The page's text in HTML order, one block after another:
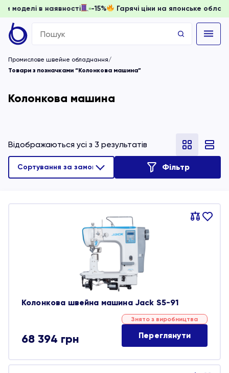
доки моделі в наявності -15% Гарячі ціни на японське
Search
for:
Промислове швейне обладнання
Товари з позначками “Колонкова машина”
Колонкова машина
Відображаються усі з 3 результатів
Фільтр
Порівняти
В
Колонкова швейна машина Jack S5-91
68 394 грн
Знято з виробництва
Переглянути